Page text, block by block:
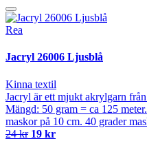
Rea
Jacryl 26006 Ljusblå
Kinna textil
Jacryl är ett mjukt akrylgarn
Mängd: 50 gram = ca 125
maskor på 10 cm. 40 grader
24 kr 19 kr